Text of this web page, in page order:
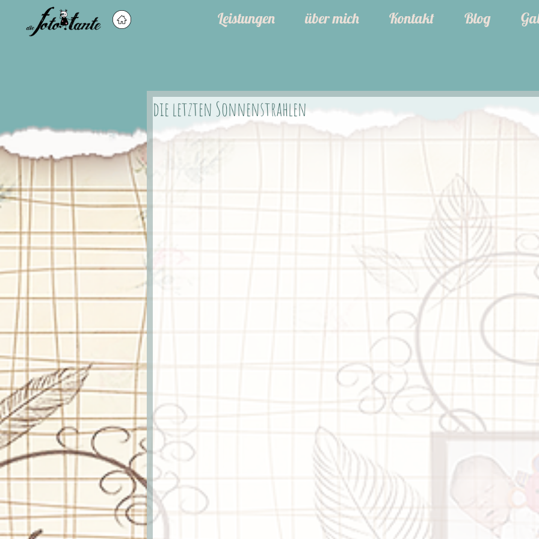
Leistungen über mich Kontakt Blog
die letzten Sonnenstrahlen